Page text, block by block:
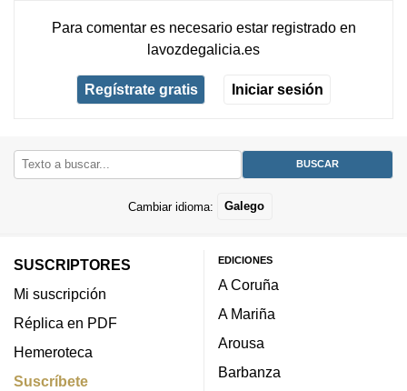
Para comentar es necesario estar registradoen
lavozdegalicia.es
Regístrate gratis Iniciar sesión
Cambiar idioma: Galego
SUSCRIPTORES
Mi suscripción
Réplica en PDF
Hemeroteca
Suscríbete
EDICIONES
A Coruña
A Mariña
Arousa
Barbanza